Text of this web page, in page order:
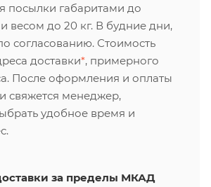
посылки габаритами до
весом до 20 кг. В будние дни,
согласованию. Стоимость
доставки*, примерного
После оформления и оплаты
свяжется менеджер,
удобное время и
за пределы МКАД